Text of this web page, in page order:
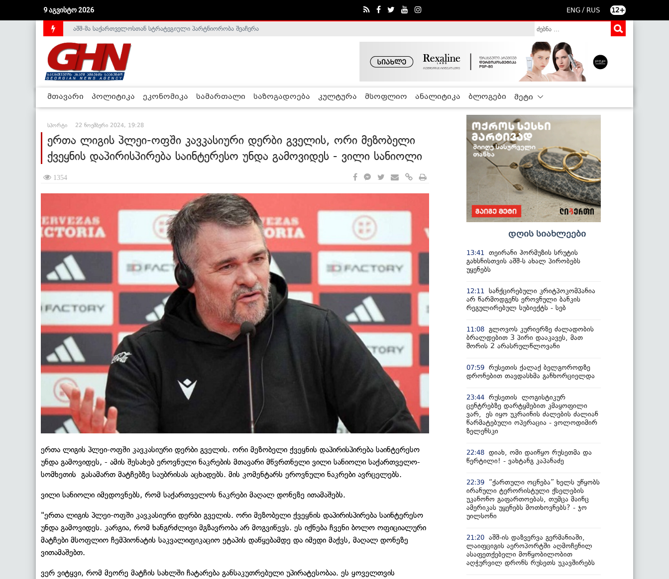
9 აგვისტო 2026 ENG / RUS 12+
საქართველოს დე-ფაქტო მთავრობა არალეგიტიმურია - ჰელსინკის კომისია
აშშ-მა საქართველოსთან სტრატეგიული პარტნიორობა შეაჩერა
მთავარი პოლიტიკა ეკონომიკა სამართალი საზოგადოება კულტურა მსოფლიო ანალიტიკა ბლოგები მეტი
სპორტი 22 ნოემბერი 2024, 19:28
ერთა ლიგის პლეი-ოფში კავკასიური დერბი გველის, ორი მეზობელი
ქვეყნის დაპირისპირება საინტერესო უნდა გამოვიდეს - ვილი სანიოლი
1354
ერთა ლიგის პლეი-ოფში კავკასიური დერბი გველის. ორი მეზობელი ქვეყნის დაპირისპირება საინტერესო
უნდა გამოვიდეს, - ამის შესახებ ეროვნული ნაკრების მთავარი მწვრთნელი ვილი სანიოლი საქართველო-
სომხეთის გასამართ მატჩებზე საუბრისას აცხადებს. მის კომენტარს ეროვნული ნაკრები ავრცელებს.
ვილი სანიოლი იმედოვნებს, რომ საქართველოს ნაკრები მაღალ დონეზე ითამაშებს.
"ერთა ლიგის პლეი-ოფში კავკასიური დერბი გველის. ორი მეზობელი ქვეყნის დაპირისპირება საინტერესო
უნდა გამოვიდეს. კარგია, რომ ხანგრძლივი მგზავრობა არ მოგვიწევს. ეს იქნება ჩვენი ბოლო ოფიციალური
მატჩები მსოფლიო ჩემპიონატის საკვალიფიკაციო ეტაპის დაწყებამდე და იმედი მაქვს, მაღალ დონეზე
ვითამაშებთ.
ვერ ვიტყვი, რომ მეორე მატჩის სახლში ჩატარება განსაკუთრებული უპირატესობაა. ეს ყოველთვის
დღის სიახლეები
13:41
თეირანი ჰორმუზის სრუტის
გახსნისთვის აშშ-ს ახალ პირობებს
უყენებს
12:11
სანქცირებული კრიტპოკომპანია
არ წარმოდგენს ეროვნული ბანკის
რეგულირებულ სუბიექტს - სებ
11:08 გლოვოს კურიერზე ძალადობის
ბრალდებით 3 პირი დააკავეს, მათ
შორის 2 არასრულწლოვანი
07:59 რუსეთის ქალაქ ბელგოროდზე
დრონებით თავდასხმა განხორციელდა
23:44 რუსეთის ლოგისტიკურ
ცენტრებზე დარტყმებით კმაყოფილი
ვარ, ეს იყო უკრაინის ძალების ძალიან
წარმატებული ოპერაცია - ვოლოდიმირ
ზელენსკი
22:48 დიახ, ომი დაიწყო რუსეთმა და
წერტილი! - ვახტანგ კაპანაძე
22:39
“ქართული ოცნება” ხელს უწყობს
ირანული ტერორისტული ქსელების
უკანონო გაფართოებას, თუმცა მაინც
ამერიკას უყენებს მოთხოვნებს? - ჯო
უილსონი
21:20 აშშ-ის დაზვერვა გერმანიაში,
ლაიფციგის აეროპორტში აღმოჩენილ
ასაფეთქებელი მოწყობილობით
აღჭურვილ დრონს რუსეთს უკავშირებს